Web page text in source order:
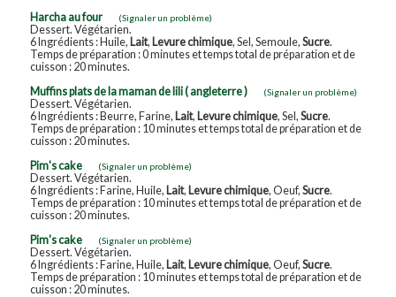
Harcha au four
(Signaler un problème)
Dessert. Végétarien.
6 Ingrédients : Huile, Lait, Levure chimique, Sel, Semoule, Sucre.
Temps de préparation : 0 minutes et temps total de préparation et de
cuisson : 20 minutes.
Muffins plats de la maman de lili ( angleterre )
(Signaler un problème)
Dessert. Végétarien.
6 Ingrédients : Beurre, Farine, Lait, Levure chimique, Sel, Sucre.
Temps de préparation : 10 minutes et temps total de préparation et de
cuisson : 20 minutes.
Pim's cake
(Signaler un problème)
Dessert. Végétarien.
6 Ingrédients : Farine, Huile, Lait, Levure chimique, Oeuf, Sucre.
Temps de préparation : 10 minutes et temps total de préparation et de
cuisson : 20 minutes.
Pim's cake
(Signaler un problème)
Dessert. Végétarien.
6 Ingrédients : Farine, Huile, Lait, Levure chimique, Oeuf, Sucre.
Temps de préparation : 10 minutes et temps total de préparation et de
cuisson : 20 minutes.